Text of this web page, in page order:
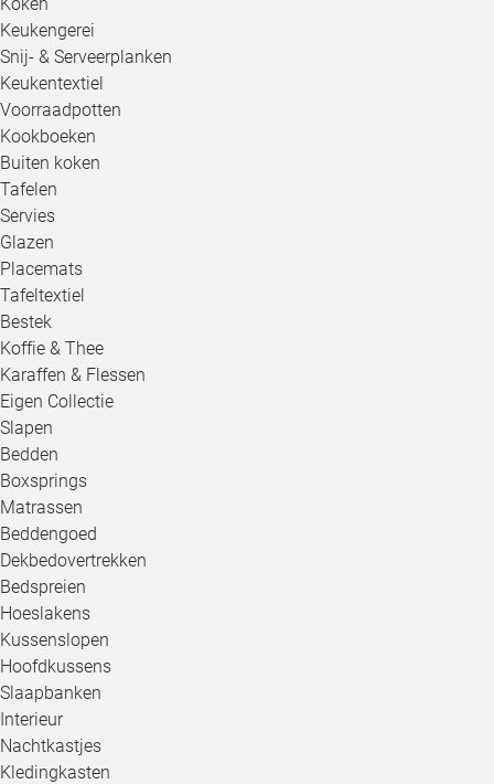
Keukengerei
Snij- & Serveerplanken
Keukentextiel
Voorraadpotten
Kookboeken
Buiten koken
Tafelen
Servies
Glazen
Placemats
Tafeltextiel
Bestek
Koffie & Thee
Karaffen & Flessen
Eigen Collectie
Slapen
Bedden
Boxsprings
Matrassen
Beddengoed
Dekbedovertrekken
Bedspreien
Hoeslakens
Kussenslopen
Hoofdkussens
Slaapbanken
Interieur
Nachtkastjes
Kledingkasten